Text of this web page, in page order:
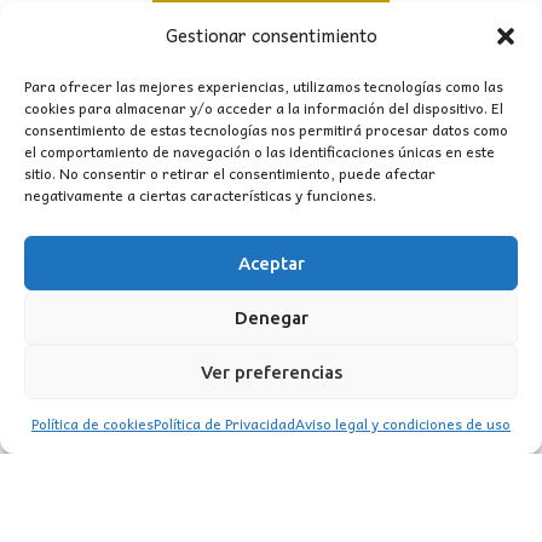
Gestionar consentimiento
Para ofrecer las mejores experiencias, utilizamos tecnologías como las
cookies para almacenar y/o acceder a la información del dispositivo. El
consentimiento de estas tecnologías nos permitirá procesar datos como
el comportamiento de navegación o las identificaciones únicas en este
sitio. No consentir o retirar el consentimiento, puede afectar
negativamente a ciertas características y funciones.
Aceptar
Denegar
Ver preferencias
Política de cookiesPolítica de PrivacidadAviso legal y condiciones de uso
era:
46,00€.
es:
38,50€.
WhatsApp
TikTok
Instagram